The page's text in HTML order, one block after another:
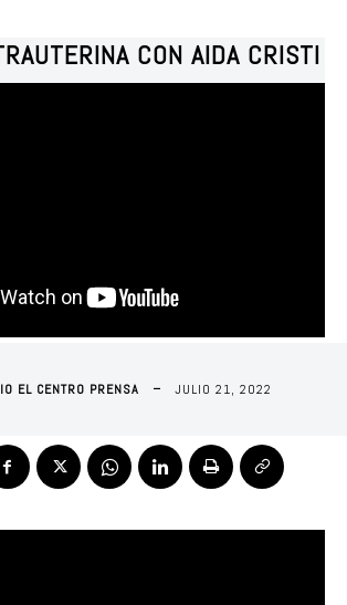
CON AIDA CRISTI
EL CENTRO PRENSA JULIO 21, 2022